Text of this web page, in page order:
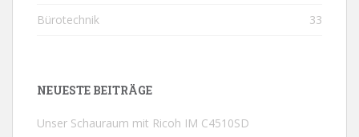
Bürotechnik 33
NEUESTE BEITRÄGE
Unser Schauraum mit Ricoh IM C4510SD